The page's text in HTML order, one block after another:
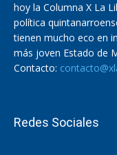
hoy la Columna X La
política
tienen mucho eco en
más joven Estado de
Contacto:
Redes Sociales